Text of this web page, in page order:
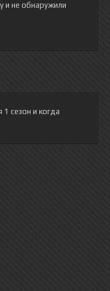
и не обнаружили
1 сезон и когда